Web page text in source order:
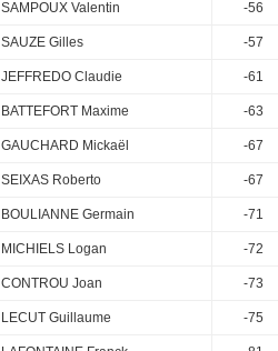
SAMPOUX Valentin -56
SAUZE Gilles -57
JEFFREDO Claudie -61
BATTEFORT Maxime -63
GAUCHARD Mickaël -67
SEIXAS Roberto -67
BOULIANNE Germain -71
MICHIELS Logan -72
CONTROU Joan -73
LECUT Guillaume -75